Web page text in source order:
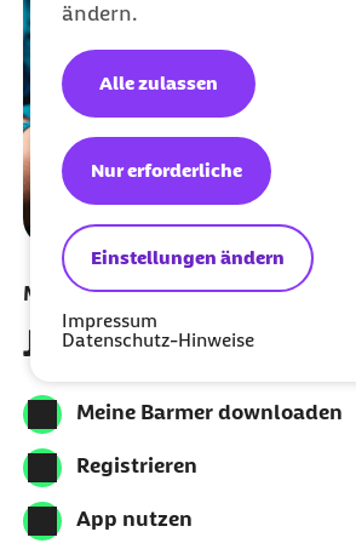
ändern.
Einstellungen ändern
Nur erforderliche
Alle zulassen
Impressum
Datenschutz-Hinweise
Meine Barmer per App nutzen
Jetzt herunterladen
Meine Barmer downloaden
Registrieren
App nutzen